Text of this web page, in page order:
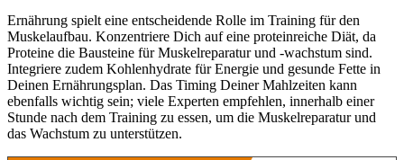
Ernährung spielt eine entscheidende Rolle im Training für den
Muskelaufbau. Konzentriere Dich auf eine proteinreiche Diät, da
Proteine die Bausteine für Muskelreparatur und -wachstum sind.
Integriere zudem Kohlenhydrate für Energie und gesunde Fette in
Deinen Ernährungsplan. Das Timing Deiner Mahlzeiten kann
ebenfalls wichtig sein; viele Experten empfehlen, innerhalb einer
Stunde nach dem Training zu essen, um die Muskelreparatur und
das Wachstum zu unterstützen.